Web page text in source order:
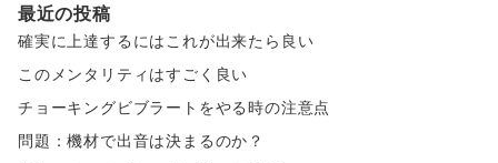
最近の投稿
確実に上達するにはこれが出来たら良い
このメンタリティはすごく良い
チョーキングビブラートをやる時の注意点
問題：機材で出音は決まるのか？